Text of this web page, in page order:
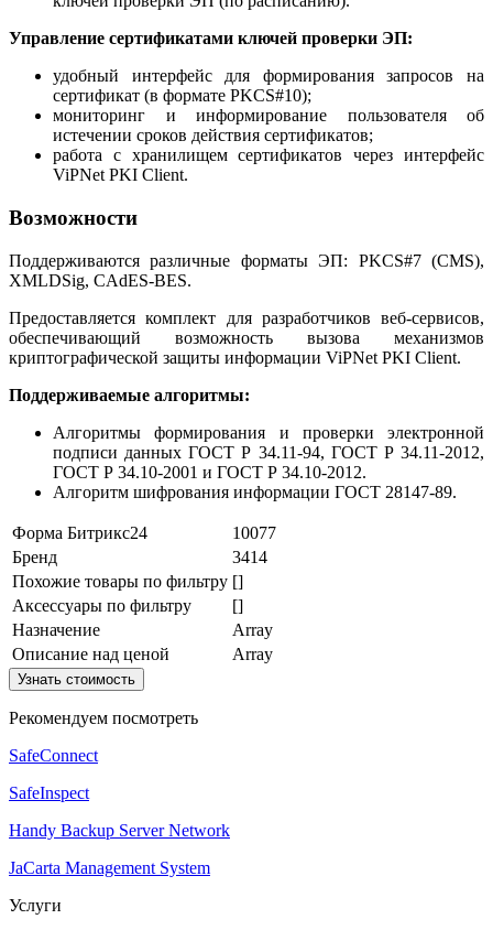
Управление сертификатами ключей проверки ЭП:
удобный интерфейс для формирования запросов на
сертификат (в формате PKCS#10);
мониторинг и информирование пользователя об
истечении сроков действия сертификатов;
работа с хранилищем сертификатов через интерфейс
ViPNet PKI Client.
Возможности
Поддерживаются различные форматы ЭП: PKCS#7 (CMS),
XMLDSig, CAdES-BES.
Предоставляется комплект для разработчиков веб-сервисов,
обеспечивающий возможность вызова механизмов
криптографической защиты информации ViPNet PKI Client.
Поддерживаемые алгоритмы:
Алгоритмы формирования и проверки электронной
подписи данных ГОСТ Р 34.11-94, ГОСТ Р 34.11-2012,
ГОСТ Р 34.10-2001 и ГОСТ Р 34.10-2012.
Алгоритм шифрования информации ГОСТ 28147-89.
Форма Битрикс24
10077
Бренд
3414
Похожие товары по фильтру []
Аксессуары по фильтру
[]
Назначение
Array
Описание над ценой
Array
Узнать стоимость
Рекомендуем посмотреть
SafeConnect
SafeInspect
Handy Backup Server Network
JaCarta Management System
Услуги